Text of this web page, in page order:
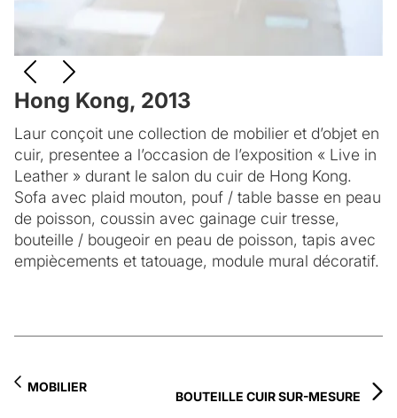
Hong Kong, 2013
Laur conçoit une collection de mobilier et d’objet en
cuir, presentee a l’occasion de l’exposition « Live in
Leather » durant le salon du cuir de Hong Kong.
Sofa avec plaid mouton, pouf / table basse en peau
de poisson, coussin avec gainage cuir tresse,
bouteille / bougeoir en peau de poisson, tapis avec
empiècements et tatouage, module mural décoratif.
MOBILIER
BOUTEILLE CUIR SUR-MESURE